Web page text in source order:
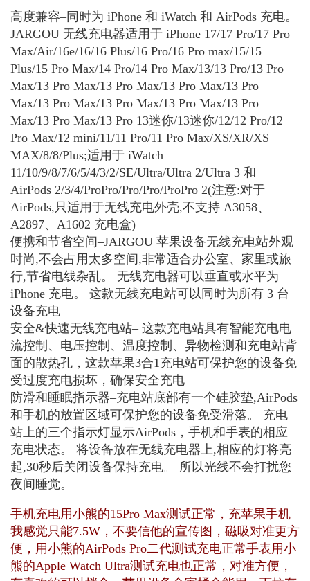
高度兼容–同时为 iPhone 和 iWatch 和 AirPods 充电。
JARGOU 无线充电器适用于 iPhone 17/17 Pro/17 Pro
Max/Air/16e/16/16 Plus/16 Pro/16 Pro max/15/15
Plus/15 Pro Max/14 Pro/14 Pro Max/13/13 Pro/13 Pro
Max/13 Pro Max/13 Pro Max/13 Pro Max/13 Pro
Max/13 Pro Max/13 Pro Max/13 Pro Max/13 Pro
Max/13 Pro Max/13 Pro 13迷你/13迷你/12/12 Pro/12
Pro Max/12 mini/11/11 Pro/11 Pro Max/XS/XR/XS
MAX/8/8/Plus;适用于 iWatch
11/10/9/8/7/6/5/4/3/2/SE/Ultra/Ultra 2/Ultra 3 和
AirPods 2/3/4/ProPro/Pro/Pro/ProPro 2(注意:对于
AirPods,只适用于无线充电外壳,不支持 A3058、
A2897、A1602 充电盒)
便携和节省空间–JARGOU 苹果设备无线充电站外观
时尚,不会占用太多空间,非常适合办公室、家里或旅
行,节省电线杂乱。 无线充电器可以垂直或水平为
iPhone 充电。 这款无线充电站可以同时为所有 3 台
设备充电
安全&快速无线充电站– 这款充电站具有智能充电电
流控制、电压控制、温度控制、异物检测和充电站背
面的散热孔，这款苹果3合1充电站可保护您的设备免
受过度充电损坏，确保安全充电
防滑和睡眠指示器–充电站底部有一个硅胶垫,AirPods
和手机的放置区域可保护您的设备免受滑落。 充电
站上的三个指示灯显示AirPods，手机和手表的相应
充电状态。 将设备放在无线充电器上,相应的灯将亮
起,30秒后关闭设备保持充电。 所以光线不会打扰您
夜间睡觉。
手机充电用小熊的15Pro Max测试正常，充苹果手机
我感觉只能7.5W，不要信他的宣传图，磁吸对准更方
便，用小熊的AirPods Pro二代测试充电正常手表用小
熊的Apple Watch Ultra测试充电也正常，对准方便，